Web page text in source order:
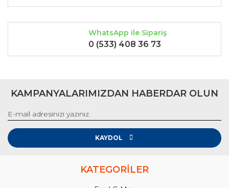
WhatsApp ile Sipariş
0 (533) 408 36 73
KAMPANYALARIMIZDAN HABERDAR OLUN
KAYDOL
KATEGORİLER